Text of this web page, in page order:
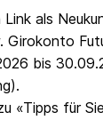
Link als
Girokonto
bis
«Tipps für